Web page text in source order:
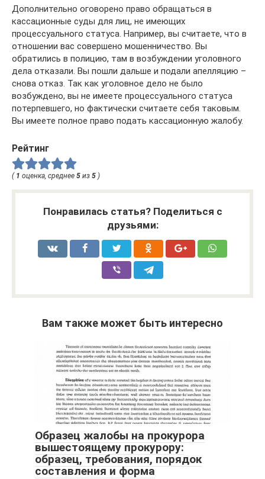
Дополнительно оговорено право обращаться в
кассационные суды для лиц, не имеющих
процессуального статуса. Например, вы считаете, что в
отношении вас совершено мошенничество. Вы
обратились в полицию, там в возбуждении уголовного
дела отказали. Вы пошли дальше и подали апелляцию –
снова отказ. Так как уголовное дело не было
возбуждено, вы не имеете процессуального статуса
потерпевшего, но фактически считаете себя таковым.
Вы имеете полное право подать кассационную жалобу.
Рейтинг
( 1 оценка, среднее 5 из 5 )
Понравилась статья? Поделиться с
друзьями:
Вам также может быть интересно
Образец жалобы на прокурора
вышестоящему прокурору:
образец, требования, порядок
составления и форма